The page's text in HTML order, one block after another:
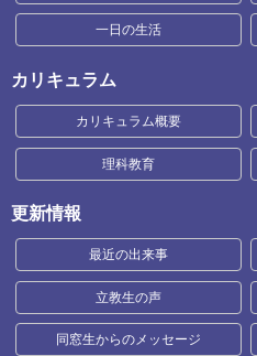
一日の生活
カリキュラム
カリキュラム概要
理科教育
更新情報
最近の出来事
立教生の声
同窓生からのメッセージ